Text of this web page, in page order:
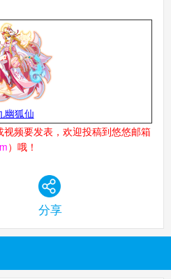
幽狐仙
频要发表，欢迎投稿到悠悠邮箱
）哦！
分享